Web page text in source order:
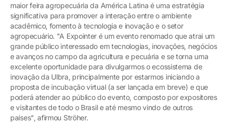
maior feira agropecuária da América Latina é uma estratégia
significativa para promover a interação entre o ambiente
acadêmico, fomento à tecnologia e inovação e o setor
agropecuário. "A Expointer é um evento renomado que atrai um
grande público interessado em tecnologias, inovações, negócios
e avanços no campo da agricultura e pecuária e se torna uma
excelente oportunidade para divulgarmos o ecossistema de
inovação da Ulbra, principalmente por estarmos iniciando a
proposta de incubação virtual (a ser lançada em breve) e que
poderá atender ao público do evento, composto por expositores
e visitantes de todo o Brasil e até mesmo vindo de outros
países", afirmou Ströher.